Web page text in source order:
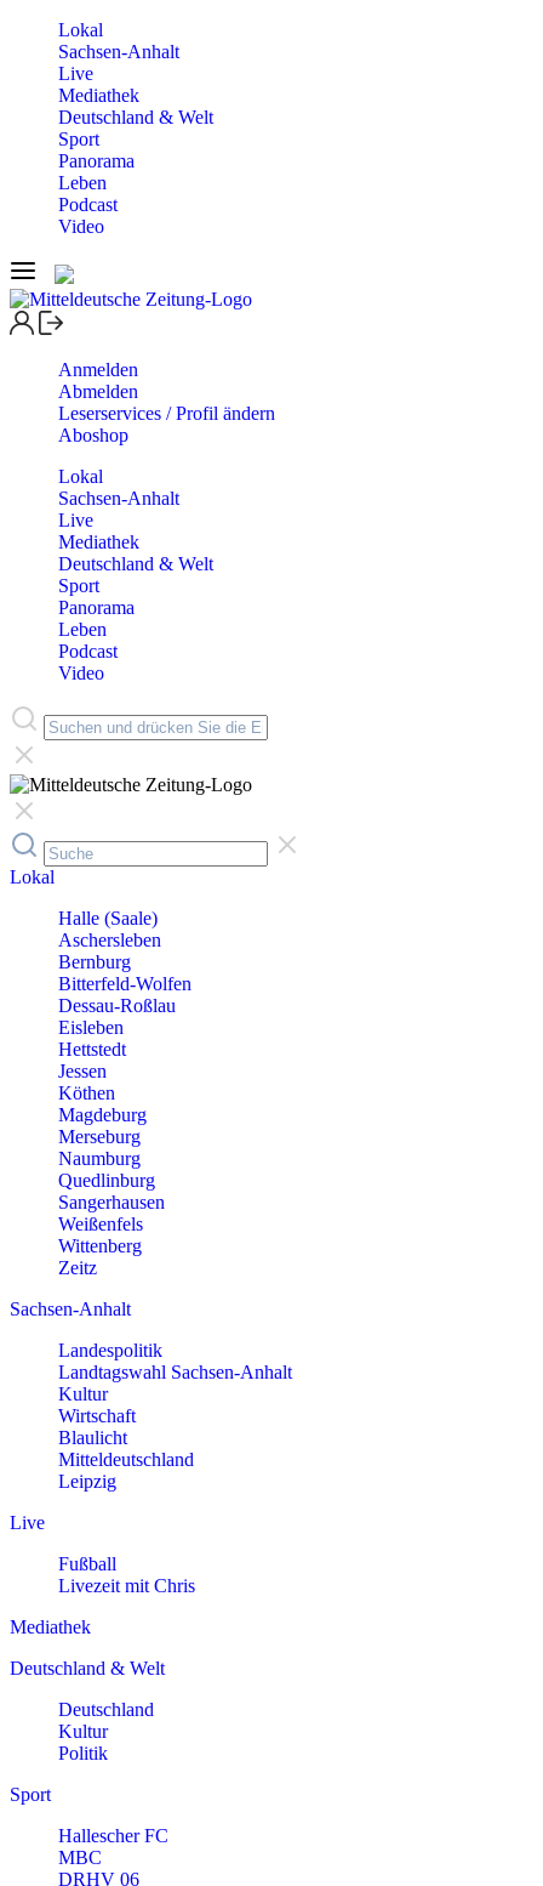
Lokal
Sachsen-Anhalt
Live
Mediathek
Deutschland & Welt
Sport
Panorama
Leben
Podcast
Video
Anmelden
Abmelden
Leserservices / Profil ändern
Aboshop
Lokal
Sachsen-Anhalt
Live
Mediathek
Deutschland & Welt
Sport
Panorama
Leben
Podcast
Video
Lokal
Halle (Saale)
Aschersleben
Bernburg
Bitterfeld-Wolfen
Dessau-Roßlau
Eisleben
Hettstedt
Jessen
Köthen
Magdeburg
Merseburg
Naumburg
Quedlinburg
Sangerhausen
Weißenfels
Wittenberg
Zeitz
Sachsen-Anhalt
Landespolitik
Landtagswahl Sachsen-Anhalt
Kultur
Wirtschaft
Blaulicht
Mitteldeutschland
Leipzig
Live
Fußball
Livezeit mit Chris
Mediathek
Deutschland & Welt
Deutschland
Kultur
Politik
Sport
Hallescher FC
MBC
DRHV 06